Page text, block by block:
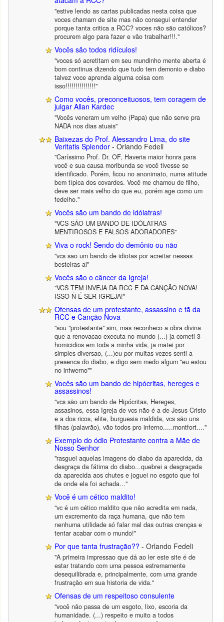
"estive lendo as cartas publicadas nesta coisa que
voces chamam de site mas não consegui entender
porque tanta critica a RCC? voces não são católicos?
procurem algo para fazer e vão trabalhar!!!."
Vocês são todos ridículos!
"voces só acretitam em seu mundinho mente aberta é
bom continua dizendo que tudo tem demonio e diabo
talvez voce aprenda alguma coisa com
isso!!!!!!!!!!!!!!!"
Como vocês, preconceituosos, tem coragem de
julgar Allan Kardec
"Vocês veneram um velho (Papa) que não serve pra
NADA nos dias atuais"
Baixezas do Prof. Alessandro Lima, do site
Veritatis Splendor - Orlando Fedeli
"Caríssimo Prof. Dr. OF, Haveria maior honra para
você e sua causa moribunda se você tivesse se
identificado. Porém, ficou no anonimato, numa atitude
bem típica dos covardes. Você me chamou de filho,
deve ser mais velho do que eu, porém age como um
fedelho."
Vocês são um bando de idólatras!
"VCS SÃO UM BANDO DE IDÓLATRAS
MENTIROSOS E FALSOS ADORADORES"
Viva o rock! Sendo do demônio ou não
"vcs sao um bando de idiotas por acreitar nessas
besteiras ai"
Vocês são o câncer da Igreja!
"VCS TEM INVEJA DA RCC E DA CANÇÃO NOVA!
ISSO Ñ É SER IGREJA!"
Ofensas de um protestante, assassino e fã da
RCC e Canção Nova
"sou "protestante" sim, mas reconheco a obra divina
que a renovacao executa no mundo (...) ja cometi 3
homicidios em toda a minha vida, ja matei por
simples diversao, (...)eu por muitas vezes senti a
presenca do diabo, e digo sem medo algum "eu estou
no infwerno""
Vocês são um bando de hipócritas, hereges e
assassinos!
"vcs são um bando de Hipócritas, Hereges,
assasinos, essa Igreja de vcs não é a de Jesus Cristo
e a dos ricos, elite, burguesia maldida, vcs são uns
filhas (palavrão), vão todos pro inferno.....montfort...."
Exemplo do ódio Protestante contra a Mãe de
Nosso Senhor
"rasguei aquelas imagens do diabo da aparecida, da
desgraça da fátima do diabo...quebrei a desgraçada
da aparecida aos chutes e joguei no esgoto que foi
de onde ela foi achada..."
Você é um cético maldito!
"vc é um cético maldito que não acredita em nada,
um excremento da raça humana, que não tem
nenhuma utilidade só falar mal das outras crenças e
tentar acabar com o mundo!"
Por que tanta frustração?? - Orlando Fedeli
"A primeira impressao que dá ao ler este site é de
estar tratando com uma pessoa estremamente
desequilibrada e, principalmente, com uma grande
frustração em sua historia de vida."
Ofensas de um respeitoso consulente
"você não passa de um esgoto, lixo, escoria da
humanidade. (...) respeito e muito a todos